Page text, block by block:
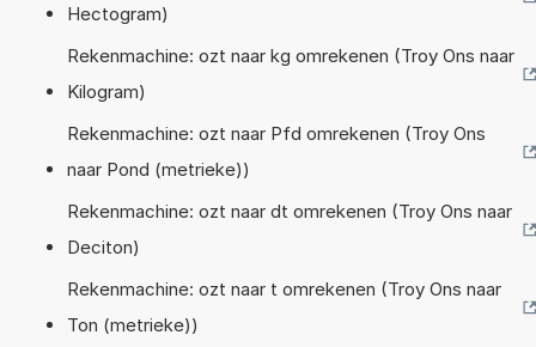
Hectogram)
Rekenmachine: ozt naar kg omrekenen (Troy Ons naar
Kilogram)
Rekenmachine: ozt naar Pfd omrekenen (Troy Ons
naar Pond (metrieke))
Rekenmachine: ozt naar dt omrekenen (Troy Ons naar
Deciton)
Rekenmachine: ozt naar t omrekenen (Troy Ons naar
Ton (metrieke))